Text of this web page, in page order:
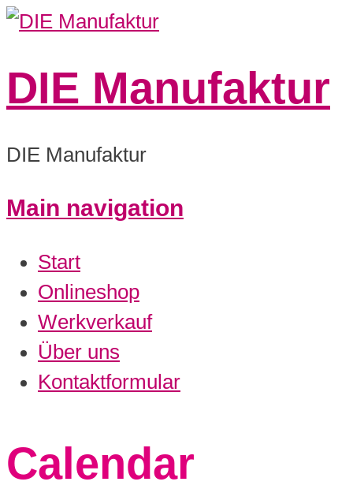
DIE Manufaktur
DIE Manufaktur
Main navigation
Start
Onlineshop
Werkverkauf
Über uns
Kontaktformular
Calendar